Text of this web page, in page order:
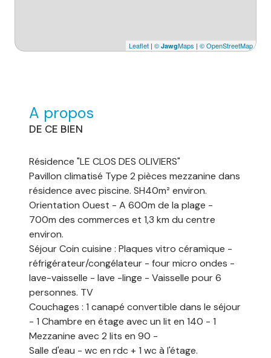
Leaflet | © JawgMaps | © OpenStreetMap
A propos
DE CE BIEN
Résidence "LE CLOS DES OLIVIERS"
Pavillon climatisé Type 2 pièces mezzanine dans
résidence avec piscine. SH40m² environ.
Orientation Ouest - A 600m de la plage -
700m des commerces et 1,3 km du centre
environ.
Séjour Coin cuisine : Plaques vitro céramique -
réfrigérateur/congélateur - four micro ondes -
lave-vaisselle - lave -linge - Vaisselle pour 6
personnes. TV
Couchages : 1 canapé convertible dans le séjour
- 1 Chambre en étage avec un lit en 140 - 1
Mezzanine avec 2 lits en 90 -
Salle d'eau - wc en rdc + 1 wc à l'étage.